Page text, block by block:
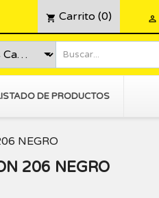
shopping_cart Carrito (0) 
DE PRODUCTOS
NEGRO
206 NEGRO